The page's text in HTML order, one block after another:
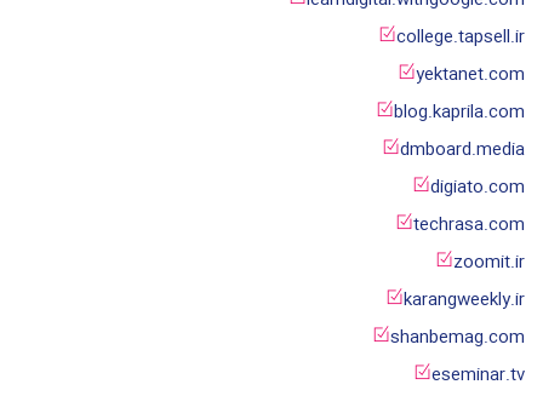
college.tapsell.ir
yektanet.com
blog.kaprila.com
dmboard.media
digiato.com
techrasa.com
zoomit.ir
karangweekly.ir
shanbemag.com
eseminar.tv